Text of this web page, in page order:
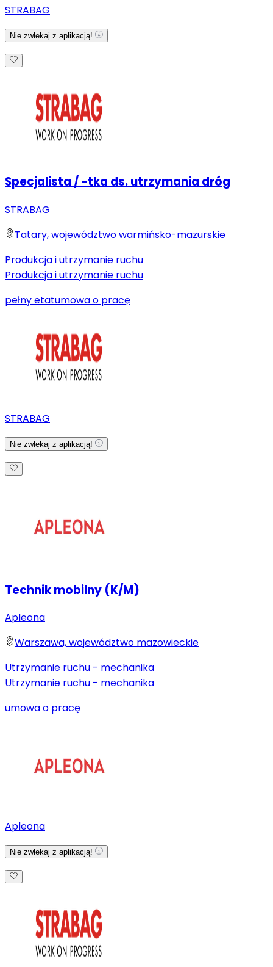
STRABAG
Nie zwlekaj z aplikacją!
Specjalista / -tka ds. utrzymania dróg
STRABAG
Tatary, województwo warmińsko-mazurskie
Produkcja i utrzymanie ruchu
Produkcja i utrzymanie ruchu
pełny etatumowa o pracę
STRABAG
Nie zwlekaj z aplikacją!
Technik mobilny (K/M)
Apleona
Warszawa, województwo mazowieckie
Utrzymanie ruchu - mechanika
Utrzymanie ruchu - mechanika
umowa o pracę
Apleona
Nie zwlekaj z aplikacją!